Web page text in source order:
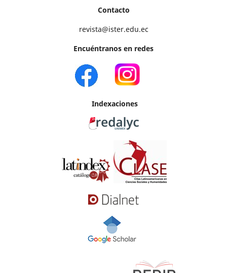
Contacto
revista@ister.edu.ec
Encuéntranos en redes
Indexaciones